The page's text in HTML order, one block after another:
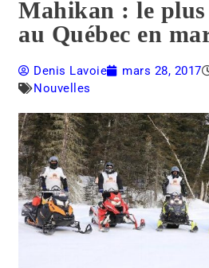
Mahikan : le
au Québec en
Denis Lavoie mars 28, 2017
Nouvelles